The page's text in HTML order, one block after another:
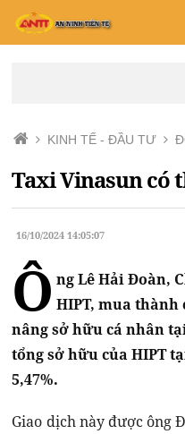
KINH TẾ - ĐẦU TƯ
Taxi Vinasun có
16/10/2024 14:05:07
Ô ng Lê Hải Đoàn,
HIPT, mua thành
nâng sở hữu cá nhân
tổng sở hữu của HIPT
5,47%.
Giao dịch này được ông